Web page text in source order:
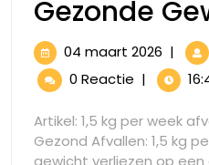
Gezonde
04 maart 2026 04
maart
2026
|
0 Reactie |
Artikel: 1,5 kg per week
Gezond Afvallen: 1,5 kg
gewicht verliezen op